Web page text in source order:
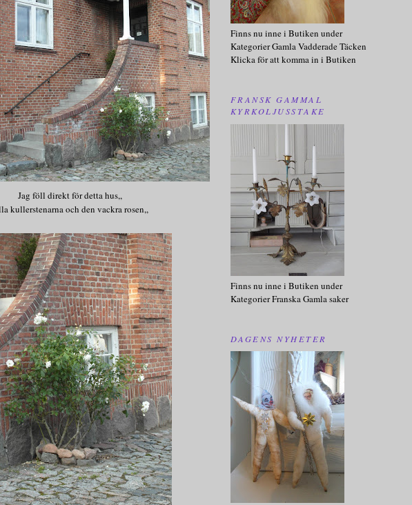
Jag föll direkt för detta hus,,
kullerstenarna och den vackra rosen,,
Finns nu inne i Butiken under
Kategorier Gamla Vadderade Täcken
Klicka för att komma in i Butiken
FRANSK GAMMAL
KYRKOLJUSSTAKE
Finns nu inne i Butiken under
Kategorier Franska Gamla saker
DAGENS NYHETER